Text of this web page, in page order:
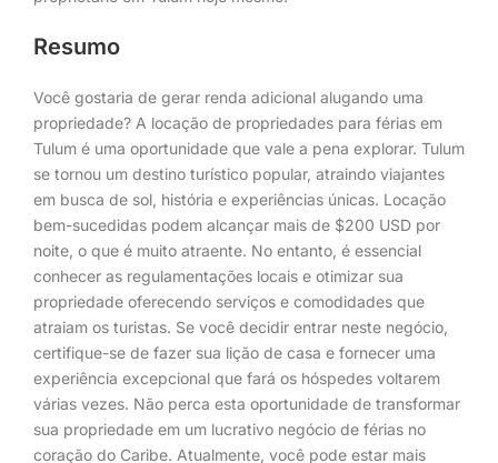
Resumo
Você gostaria de gerar renda adicional alugando uma
propriedade? A locação de propriedades para férias em
Tulum é uma oportunidade que vale a pena explorar. Tulum
se tornou um destino turístico popular, atraindo viajantes
em busca de sol, história e experiências únicas. Locação
bem-sucedidas podem alcançar mais de $200 USD por
noite, o que é muito atraente. No entanto, é essencial
conhecer as regulamentações locais e otimizar sua
propriedade oferecendo serviços e comodidades que
atraiam os turistas. Se você decidir entrar neste negócio,
certifique-se de fazer sua lição de casa e fornecer uma
experiência excepcional que fará os hóspedes voltarem
várias vezes. Não perca esta oportunidade de transformar
sua propriedade em um lucrativo negócio de férias no
coração do Caribe. Atualmente, você pode estar mais